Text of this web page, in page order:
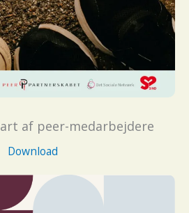
af peer-medarbejdere
Download